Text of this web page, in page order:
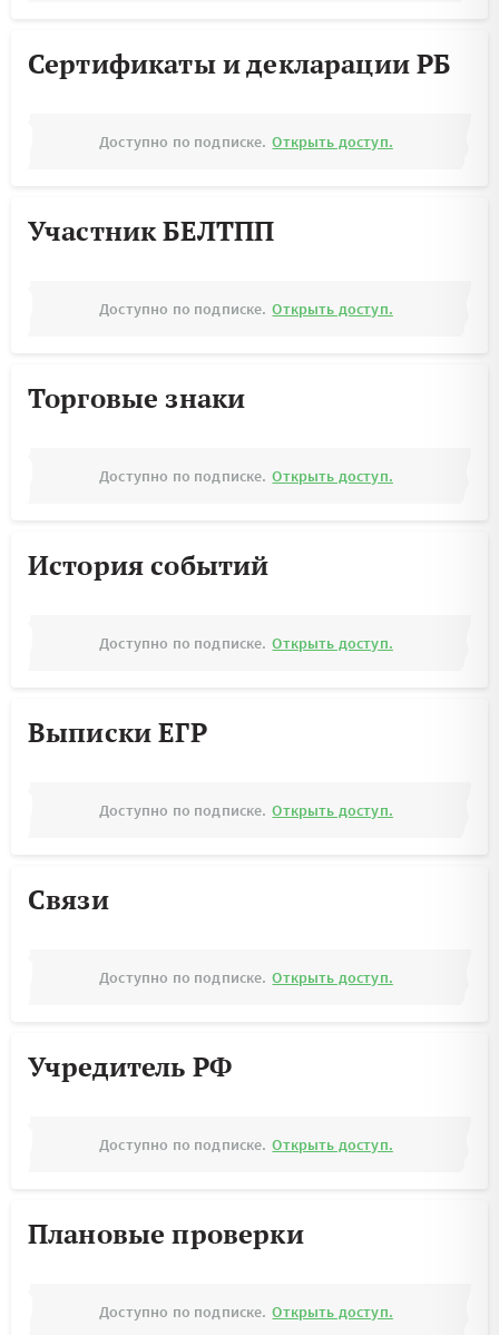
Сертификаты и декларации РБ
Доступно по подписке. Открыть доступ.
Участник БЕЛТПП
Доступно по подписке. Открыть доступ.
Торговые знаки
Доступно по подписке. Открыть доступ.
История событий
Доступно по подписке. Открыть доступ.
Выписки ЕГР
Доступно по подписке. Открыть доступ.
Связи
Доступно по подписке. Открыть доступ.
Учредитель РФ
Доступно по подписке. Открыть доступ.
Плановые проверки
Доступно по подписке. Открыть доступ.